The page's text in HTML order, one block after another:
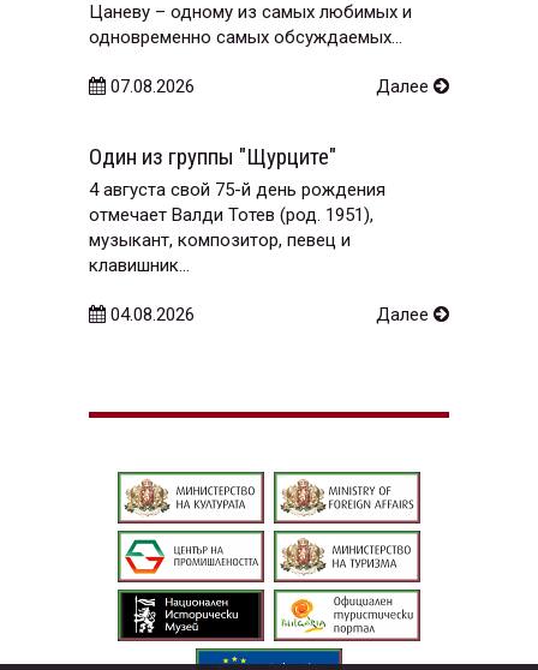
Цаневу – одному из самых любимых и
одновременно самых обсуждаемых...
07.08.2026 Далее
Один из группы "Щурците"
4 августа свой 75-й день рождения
отмечает Валди Тотев (род. 1951),
музыкант, композитор, певец и
клавишник...
04.08.2026 Далее